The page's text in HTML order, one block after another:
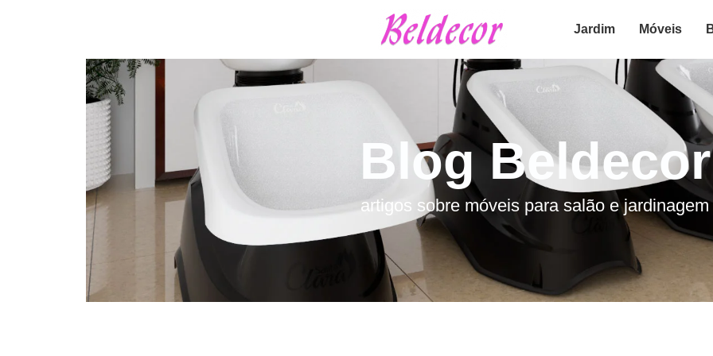
Jardim Móveis
Blog Beldecor
artigos sobre móveis para salão ejardinagem